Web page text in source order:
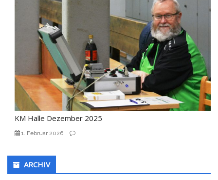
KM Halle Dezember 2025
1. Februar 2026
ARCHIV